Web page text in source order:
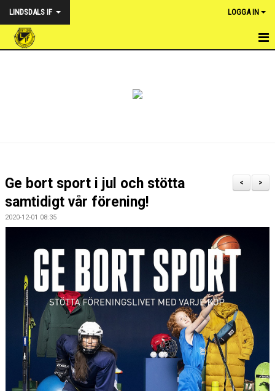
LINDSDALS IF LOGGA IN
DOKUMENT & POLICY
WEBSHOP LINDSDALS IF
FOTBOLLSUTVECKLARE
BOKA KLUBBLOKALEN
ICA & YOUR SOURCE
>
<
Ge bort sport i jul och stötta
samtidigt vår förening!
2020-12-01 08:35